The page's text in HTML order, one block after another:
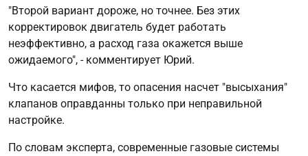
"Второй вариант дороже, но точнее. Без этих
корректировок двигатель будет работать
неэффективно, а расход газа окажется выше
ожидаемого", - комментирует Юрий.
Что касается мифов, то опасения насчет "высыхания"
клапанов оправданны только при неправильной
настройке.
По словам эксперта, современные газовые системы